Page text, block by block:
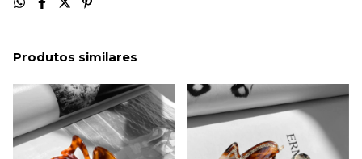
Produtos similares